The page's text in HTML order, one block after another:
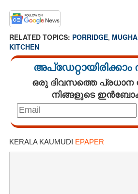
RELATED TOPICS: PORRIDGE,
KITCHEN
ഒരു ദിവസത്തെ പ്രധാന
നിങ്ങളുടെ
KERALA KAUMUDI EPAPER